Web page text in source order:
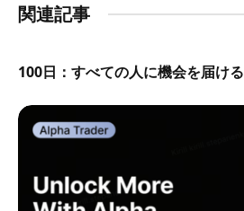
関連記事
100日：すべての人に機会を届ける